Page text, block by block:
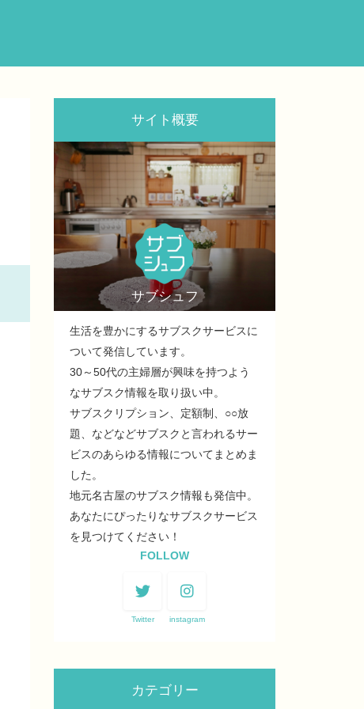
サイト概要
サブシュフ
生活を豊かにするサブスクサービスに
ついて発信しています。
30～50代の主婦層が興味を持つよう
なサブスク情報を取り扱い中。
サブスクリプション、定額制、○○放
題、などなどサブスクと言われるサー
ビスのあらゆる情報についてまとめま
した。
地元名古屋のサブスク情報も発信中。
あなたにぴったりなサブスクサービス
を見つけてください！
FOLLOW
Twitter instagram
カテゴリー